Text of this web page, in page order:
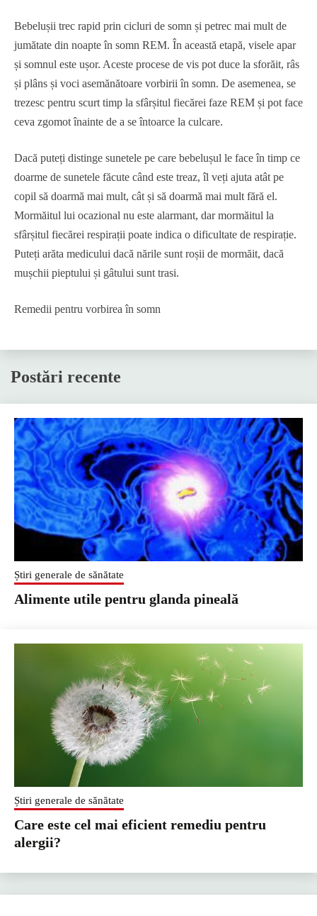
Bebelușii trec rapid prin cicluri de somn și petrec mai mult de
jumătate din noapte în somn REM. În această etapă, visele apar
și somnul este ușor. Aceste procese de vis pot duce la sforăit, râs
și plâns și voci asemănătoare vorbirii în somn. De asemenea, se
trezesc pentru scurt timp la sfârșitul fiecărei faze REM și pot face
ceva zgomot înainte de a se întoarce la culcare.
Dacă puteți distinge sunetele pe care bebelușul le face în timp ce
doarme de sunetele făcute când este treaz, îl veți ajuta atât pe
copil să doarmă mai mult, cât și să doarmă mai mult fără el.
Mormăitul lui ocazional nu este alarmant, dar mormăitul la
sfârșitul fiecărei respirații poate indica o dificultate de respirație.
Puteți arăta medicului dacă nările sunt roșii de mormăit, dacă
mușchii pieptului și gâtului sunt trasi.
Remedii pentru vorbirea în somn
Postări recente
Știri generale de sănătate
Alimente utile pentru glanda pineală
Știri generale de sănătate
Care este cel mai eficient remediu pentru
alergii?